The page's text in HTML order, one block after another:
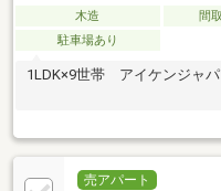
木造 間
駐車場あり
1LDK×9世帯 アイケンジャ
売アパート